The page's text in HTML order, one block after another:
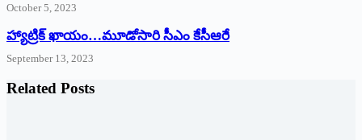
October 5, 2023
హ్యాట్రిక్‌ ‌ఖాయం…మూడోసారి సీఎం కేసీఆరే
September 13, 2023
Related Posts